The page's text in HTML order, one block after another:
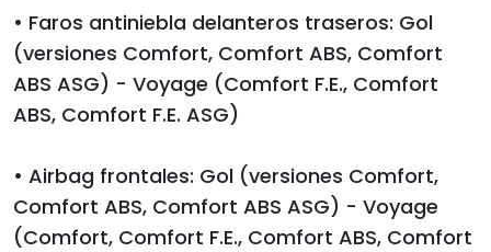
• Faros antiniebla delanteros traseros: Gol
(versiones Comfort, Comfort ABS, Comfort
ABS ASG) - Voyage (Comfort F.E., Comfort
ABS, Comfort F.E. ASG)
• Airbag frontales: Gol (versiones Comfort,
Comfort ABS, Comfort ABS ASG) - Voyage
(Comfort, Comfort F.E., Comfort ABS, Comfort